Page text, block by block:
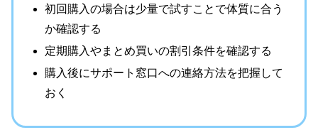
初回購入の場合は少量で試すことで体質に合う
か確認する
定期購入やまとめ買いの割引条件を確認する
購入後にサポート窓口への連絡方法を把握して
おく